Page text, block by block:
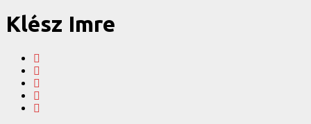
Klész Imre